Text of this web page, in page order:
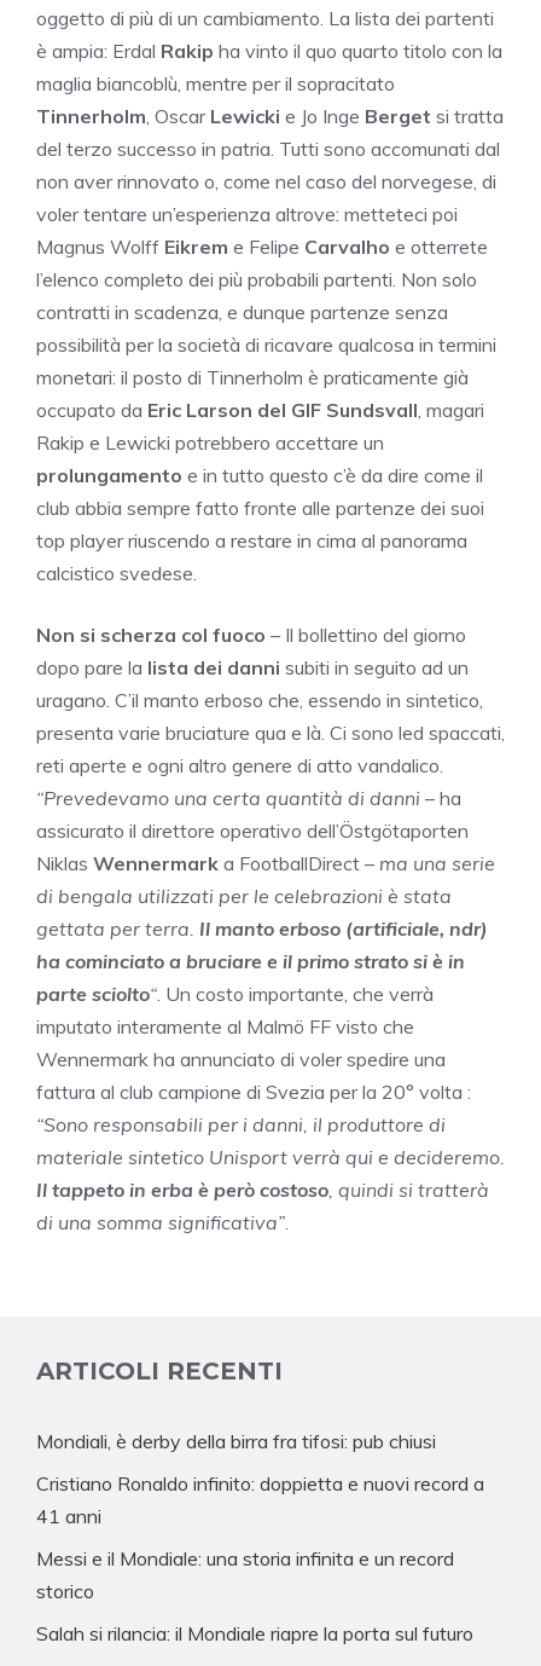
oggetto di più di un cambiamento. La lista dei partenti
è ampia: Erdal Rakip ha vinto il quo quarto titolo con la
maglia biancoblù, mentre per il sopracitato
Tinnerholm, Oscar Lewicki e Jo Inge Berget si tratta
del terzo successo in patria. Tutti sono accomunati dal
non aver rinnovato o, come nel caso del norvegese, di
voler tentare un’esperienza altrove: metteteci poi
Magnus Wolff Eikrem e Felipe Carvalho e otterrete
l’elenco completo dei più probabili partenti. Non solo
contratti in scadenza, e dunque partenze senza
possibilità per la società di ricavare qualcosa in termini
monetari: il posto di Tinnerholm è praticamente già
occupato da Eric Larson del GIF Sundsvall, magari
Rakip e Lewicki potrebbero accettare un
prolungamento e in tutto questo c’è da dire come il
club abbia sempre fatto fronte alle partenze dei suoi
top player riuscendo a restare in cima al panorama
calcistico svedese.
Non si scherza col fuoco – Il bollettino del giorno
dopo pare la lista dei danni subiti in seguito ad un
uragano. C’il manto erboso che, essendo in sintetico,
presenta varie bruciature qua e là. Ci sono led spaccati,
reti aperte e ogni altro genere di atto vandalico.
“Prevedevamo una certa quantità di danni – ha
assicurato il direttore operativo dell’Östgötaporten
Niklas Wennermark a FootballDirect – ma una serie
di bengala utilizzati per le celebrazioni è stata
gettata per terra. Il manto erboso (artificiale, ndr)
ha cominciato a bruciare e il primo strato si è in
parte sciolto“. Un costo importante, che verrà
imputato interamente al Malmö FF visto che
Wennermark ha annunciato di voler spedire una
fattura al club campione di Svezia per la 20° volta :
“Sono responsabili per i danni, il produttore di
materiale sintetico Unisport verrà qui e decideremo.
Il tappeto in erba è però costoso, quindi si tratterà
di una somma significativa”.
ARTICOLI RECENTI
Mondiali, è derby della birra fra tifosi: pub chiusi
Cristiano Ronaldo infinito: doppietta e nuovi record a
41 anni
Messi e il Mondiale: una storia infinita e un record
storico
Salah si rilancia: il Mondiale riapre la porta sul futuro